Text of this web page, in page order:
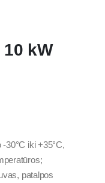
10 kW
30°C iki +35°C,
patalpos